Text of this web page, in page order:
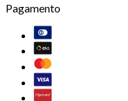
Pagamento